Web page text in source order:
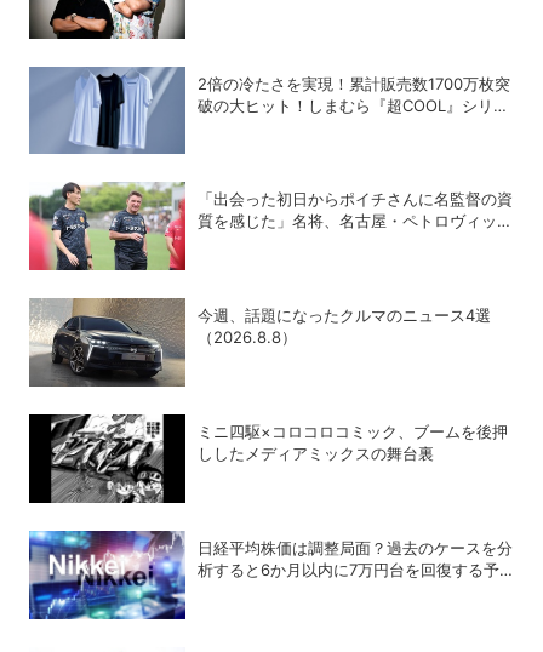
2倍の冷たさを実現！累計販売数1700万枚突
破の大ヒット！しまむら『超COOL』シリー
「出会った初日からポイチさんに名監督の資
質を感じた」名将、名古屋・ペトロヴィッチ
今週、話題になったクルマのニュース4選
（2026.8.8）
ミニ四駆×コロコロコミック、ブームを後押
ししたメディアミックスの舞台裏
日経平均株価は調整局面？過去のケースを分
析すると6か月以内に7万円台を回復する予